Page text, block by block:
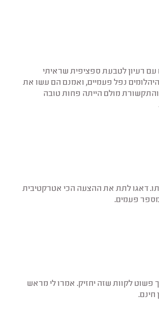
רעיון לטבעת ספציפית שראיתי
נפל פעמיים, ואמנם הם עשו את
מולם הייתה פחות טובה
דאגו לתת את ההצעה הכי אטרקטיבית
פעמים.
לקוות שזה יחזיק. אמרו לי מראש
חינם.